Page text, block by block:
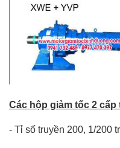
Các hộp giảm tốc 2
- Tỉ số truyền 200, 1/200